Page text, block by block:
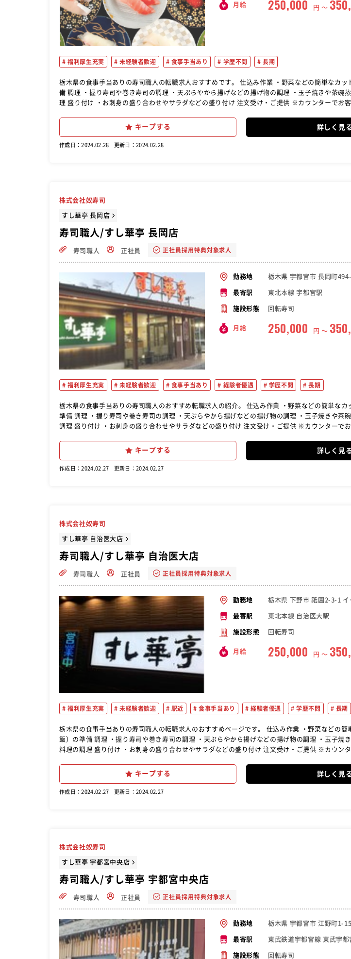
月給 250,000 円 〜
福利厚生充実 未経験者歓迎 食事手当あり 学歴不問 長期
栃木県の食事手当ありの寿司職人の転職求人おすすめです。 仕込み作業 ・野菜などの簡単なカット ・シャリ（酢飯）の準
備 調理 ・握り寿司や巻き寿司の調理 ・天ぷらやから揚げなどの揚げ物の調理 ・玉子焼きや茶碗蒸しなどの一品料理の調
理 盛り付け ・お刺身の盛り合わせやサラダなどの盛り付け 注文受け・ご提供 ※カウンターでお客様から直接注文を伺う
ッフに付いて簡単な盛り付けや洗い場業務など出来る所からひとつずつ業務を覚えていきましょ
せ！」が言えれば合格です！社内研修制度があるので、全くの未経験の方でも一人前の寿司職人に
キープする 詳しく見
作成日：2024.02.28 更新日：2024.02.28
株式会社奴寿司
すし華亭 長岡店
寿司職人/すし華亭 長岡店
寿司職人 正社員 正社員採用特典対象求人
勤務地 栃木県 宇都宮市 長岡町
最寄駅 東北本線 宇都宮駅
施設形態 回転寿司
月給 250,000 円 〜
福利厚生充実 未経験者歓迎 食事手当あり 経験者優遇 学歴不問 長期
栃木県の食事手当ありの寿司職人のおすすめ転職求人の紹介。 仕込み作業 ・野菜などの簡単なカット ・シャリ（酢飯）の
準備 調理 ・握り寿司や巻き寿司の調理 ・天ぷらやから揚げなどの揚げ物の調理 ・玉子焼きや茶碗蒸しなどの一品料理の
調理 盛り付け ・お刺身の盛り合わせやサラダなどの盛り付け 注文受け・ご提供 ※カウンターでお客様から直接注文を伺
タッフに付いて簡単な盛り付けや洗い場業務など出来る所からひとつずつ業務を覚えていきまし
せ！」が言えれば合格です！社内研修制度があるので、全くの未経験の方でも一人前の寿司職人に
キープする 詳しく見
作成日：2024.02.27 更新日：2024.02.27
株式会社奴寿司
すし華亭 自治医大店
寿司職人/すし華亭 自治医大店
寿司職人 正社員 正社員採用特典対象求人
勤務地 栃木県 下野市 祇園2-3-1 イ
最寄駅 東北本線 自治医大駅
施設形態 回転寿司
月給 250,000 円 〜
福利厚生充実 未経験者歓迎 駅近 食事手当あり 経験者優遇 学歴不問 長期
栃木県の食事手当ありの寿司職人の転職求人のおすすめページです。 仕込み作業 ・野菜などの簡単なカット ・シャリ（酢
飯）の準備 調理 ・握り寿司や巻き寿司の調理 ・天ぷらやから揚げなどの揚げ物の調理 ・玉子焼きや茶碗蒸しなどの一品
料理の調理 盛り付け ・お刺身の盛り合わせやサラダなどの盛り付け 注文受け・ご提供 ※カウンターでお客様から直接注
先輩スタッフに付いて簡単な盛り付けや洗い場業務など出来る所からひとつずつ業務を覚えてい
ゃいませ！」が言えれば合格です！社内研修制度があるので、全くの未経験の方でも一人前の寿司
キープする 詳しく見
作成日：2024.02.27 更新日：2024.02.27
株式会社奴寿司
すし華亭 宇都宮中央店
寿司職人/すし華亭 宇都宮中央店
寿司職人 正社員 正社員採用特典対象求人
勤務地 栃木県 宇都宮市 江野町1-15
最寄駅 東武鉄道宇都宮線 東武宇都
施設形態 回転寿司